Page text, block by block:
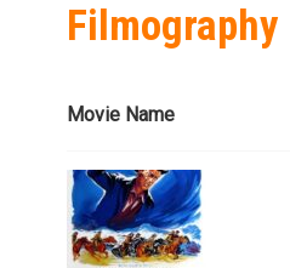
Filmography
Movie Name